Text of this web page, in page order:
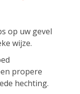
op uw gevel
wijze.
propere
hechting.